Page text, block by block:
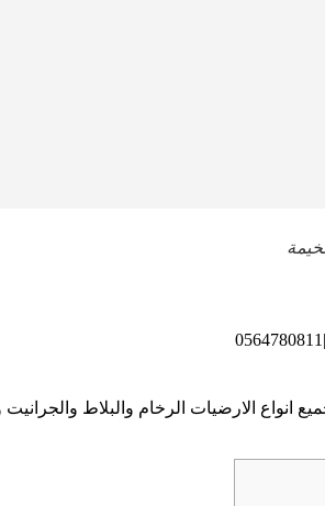
|0564780811
انواع الارضيات الرخام والبلاط والجرانيت